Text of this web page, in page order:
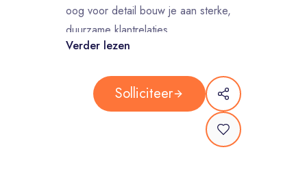
oog voor detail bouw je aan sterke,
duurzame klantrelaties.
Operationele coördinatie: Je
werkzaamheden en zorgt dat de
campagnes van onze klanten
vlekkeloos verlopen. Je schakelt
continu met onze mediaspecialisten,
Verder lezen
Solliciteer